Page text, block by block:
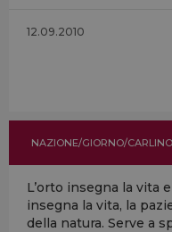
12.09.2010
NAZIONE/GIORNO/CARLINO
L’orto insegna la vita
insegna la vita, la
della natura. Serve a